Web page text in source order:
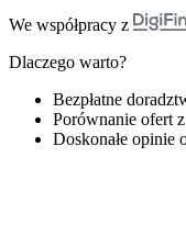
We współpracy z
Dlaczego warto?
Bezpłatne
Porównanie ofert
Doskonałe opinie